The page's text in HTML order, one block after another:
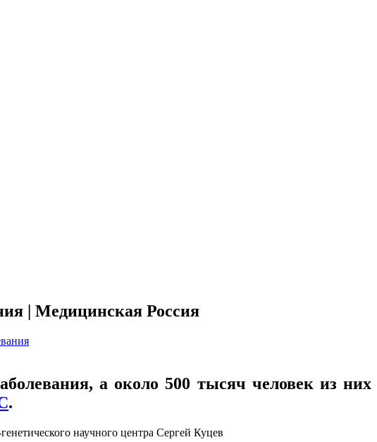
| Медицинская Россия
а около 500 тысяч человек из них
.
научного центра Сергей Куцев